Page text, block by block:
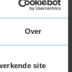
Over
site
KwikFit e-
vervangen
anti-lek